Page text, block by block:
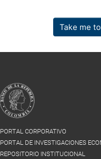
Take me
PORTAL CORPORATIVO
PORTAL DE INVESTIGACIONES
REPOSITORIO INSTITUCIONAL